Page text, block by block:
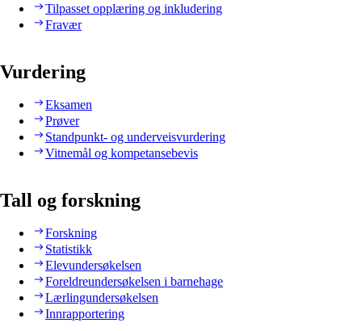
Tilpasset opplæring og inkludering
Fravær
Vurdering
Eksamen
Prøver
Standpunkt- og underveisvurdering
Vitnemål og kompetansebevis
Tall og forskning
Forskning
Statistikk
Elevundersøkelsen
Foreldreundersøkelsen i barnehage
Lærlingundersøkelsen
Innrapportering